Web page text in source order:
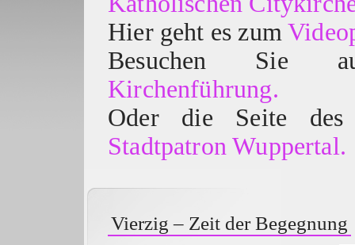
Hier geht es zum
Besuchen
Kirchenführung.
Oder die Seite des
Stadtpatron Wuppertal.
Vierzig – Zeit der Begegnung